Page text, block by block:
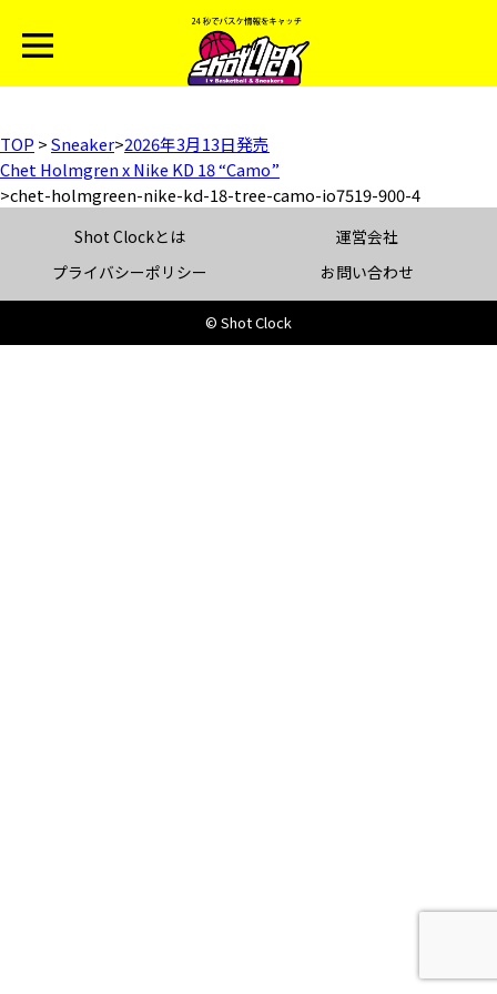
TOP >Sneaker>2026年3月13日発売
Chet Holmgren x Nike KD 18 “Camo”
>chet-holmgreen-nike-kd-18-tree-camo-io7519-900-4
Shot Clockとは
運営会社
プライバシーポリシー
お問い合わせ
© Shot Clock